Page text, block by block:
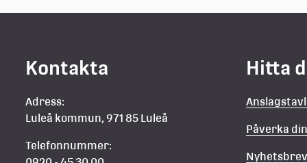
Kontakta
Adress:
Luleå kommun, 971 85 Luleå
Telefonnummer:
Hitta
Påverka